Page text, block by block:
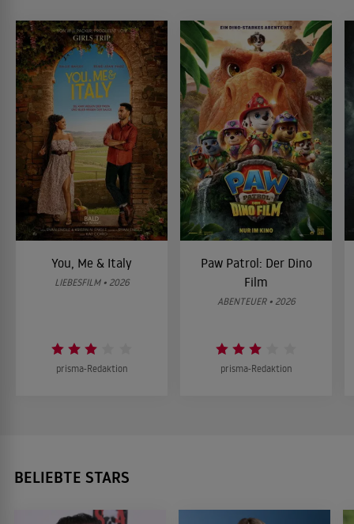
You, Me & Italy
LIEBESFILM • 2026
prisma-Redaktion
Paw Patrol: Der Dino
Film
ABENTEUER • 2026
prisma-Redaktion
BELIEBTE STARS